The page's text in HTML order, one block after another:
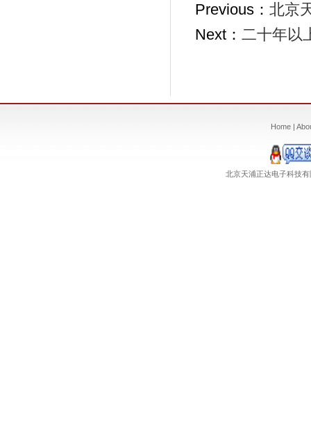
Previous： 北京
Next： 二十年以
Home |
北京天浦正达电子科技